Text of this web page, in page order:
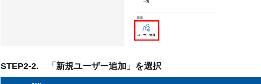
STEP2-2. 「新規ユーザー追加」を選択